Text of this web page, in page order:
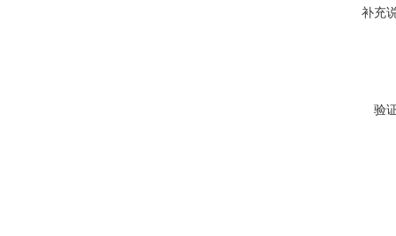
补充
验